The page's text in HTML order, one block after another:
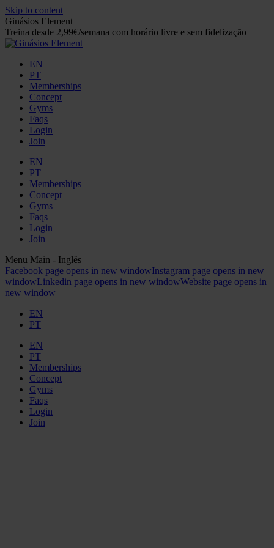
Skip to content
Ginásios Element
Treina desde 2,99€/semana com horário livre e sem fidelização
EN
PT
Memberships
Concept
Gyms
Faqs
Login
Join
EN
PT
Memberships
Concept
Gyms
Faqs
Login
Join
Menu Main - Inglês
Facebook page opens in new windowInstagram page opens in new
windowLinkedin page opens in new windowWebsite page opens in
new window
EN
PT
EN
PT
Memberships
Concept
Gyms
Faqs
Login
Join